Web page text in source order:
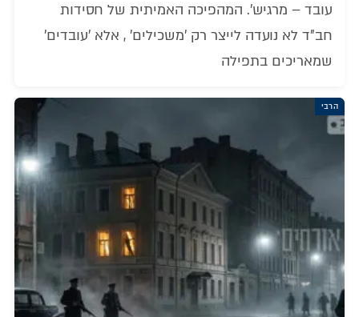
עובד – מרגיש'. המהפיכה האמיתית של חסידות
חב"ד לא נועדה לייצר רק 'משכילים' , אלא 'עובדים'
שמאריכים בתפילה
הרבי